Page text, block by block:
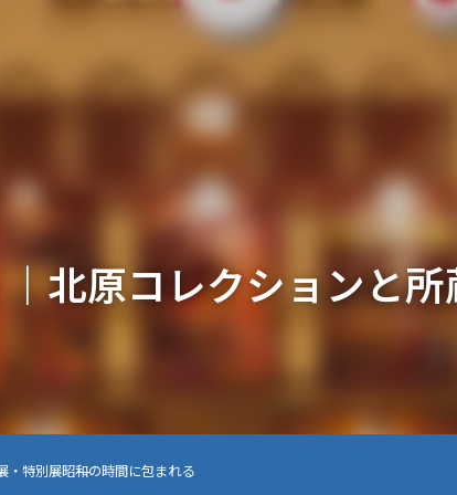
北原コレクションと
・特別展昭和の時間に包まれる